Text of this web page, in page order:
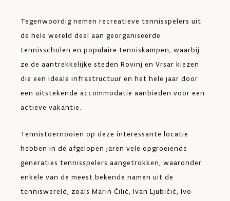
Tegenwoordig nemen recreatieve tennisspelers uit
de hele wereld deel aan georganiseerde
tennisscholen en populaire tenniskampen, waarbij
ze de aantrekkelijke steden Rovinj en Vrsar kiezen
die een ideale infrastructuur en het hele jaar door
een uitstekende accommodatie aanbieden voor een
actieve vakantie.
Tennistoernooien op deze interessante locatie
hebben in de afgelopen jaren vele opgroeiende
generaties tennisspelers aangetrokken, waaronder
enkele van de meest bekende namen uit de
tenniswereld, zoals Marin Ćilić, Ivan Ljubičić, Ivo